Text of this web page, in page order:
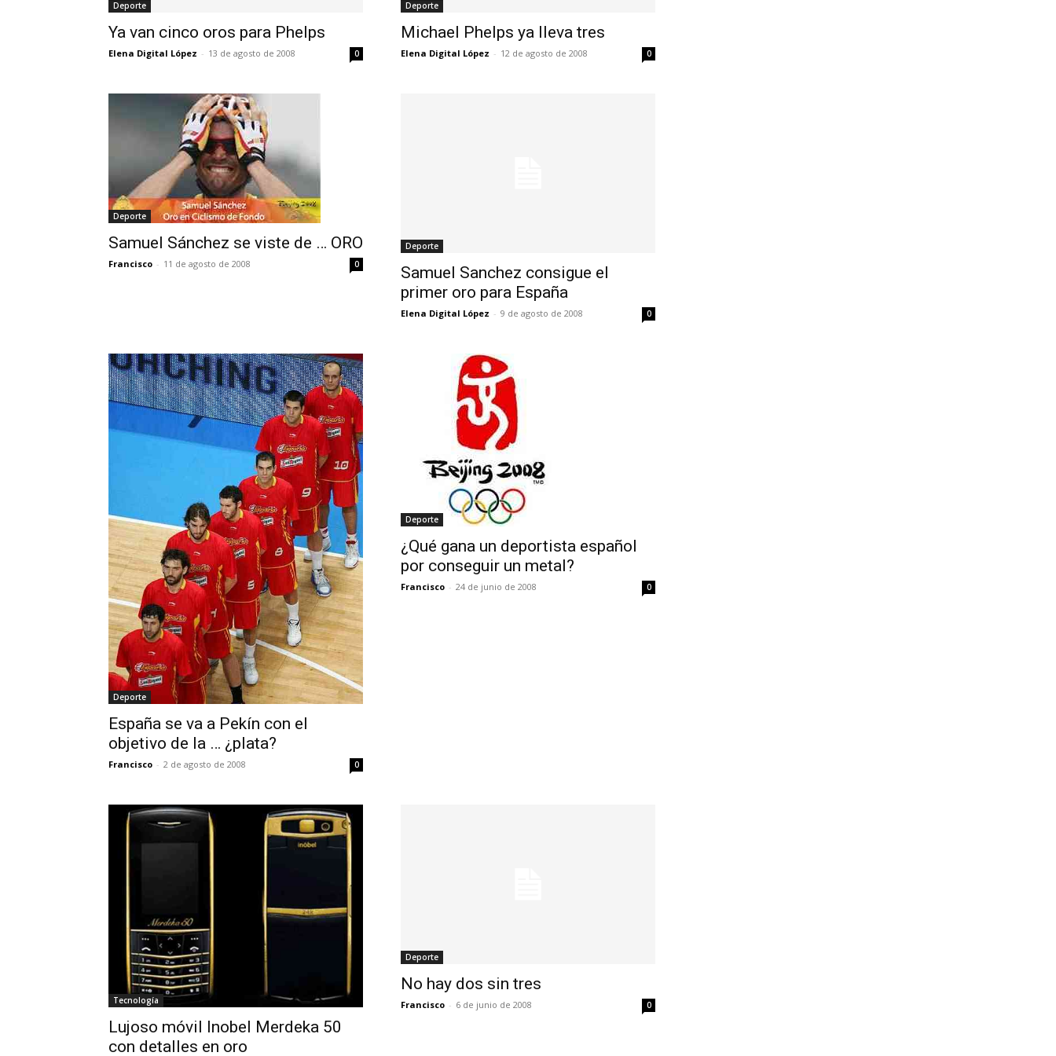
Deporte
Ya van cinco oros para Phelps
Elena Digital López - 13 de agosto de 2008 0
Deporte
Michael Phelps ya lleva tres
Elena Digital López - 12 de agosto de 2008 0
Deporte
Samuel Sánchez se viste de … ORO
Francisco - 11 de agosto de 2008 0
Deporte
Samuel Sanchez consigue el
primer oro para España
Elena Digital López - 9 de agosto de 2008 0
Deporte
España se va a Pekín con el
objetivo de la … ¿plata?
Francisco - 2 de agosto de 2008 0
Deporte
¿Qué gana un deportista español
por conseguir un metal?
Francisco - 24 de junio de 2008 0
Tecnología
Lujoso móvil Inobel Merdeka 50
con detalles en oro
Deporte
No hay dos sin tres
Francisco - 6 de junio de 2008 0